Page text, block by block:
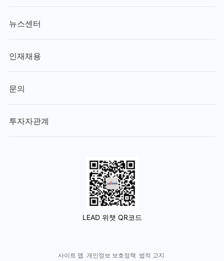
뉴스센터
인재채용
문의
투자자관계
LEAD 위챗 QR코드
사이트 맵 개인정보 보호정책 법적 고지